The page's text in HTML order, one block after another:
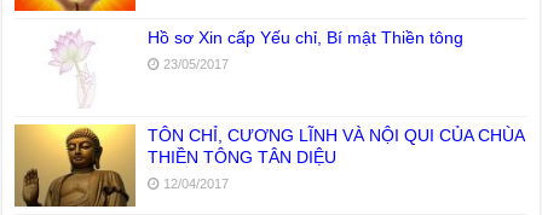
Hồ sơ Xin cấp Yếu chỉ, Bí mật Thiền tông
23/05/2017
TÔN CHỈ, CƯƠNG LĨNH VÀ NỘI QUI CỦA CHÙA
THIỀN TÔNG TÂN DIỆU
12/04/2017